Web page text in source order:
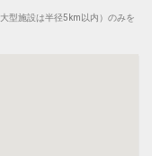
型施設は半径5km以内）のみを